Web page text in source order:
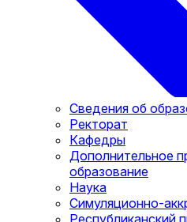
Сведения об
Ректорат
Кафедры
Дополнительное
образование
Наука
Симуляционно-